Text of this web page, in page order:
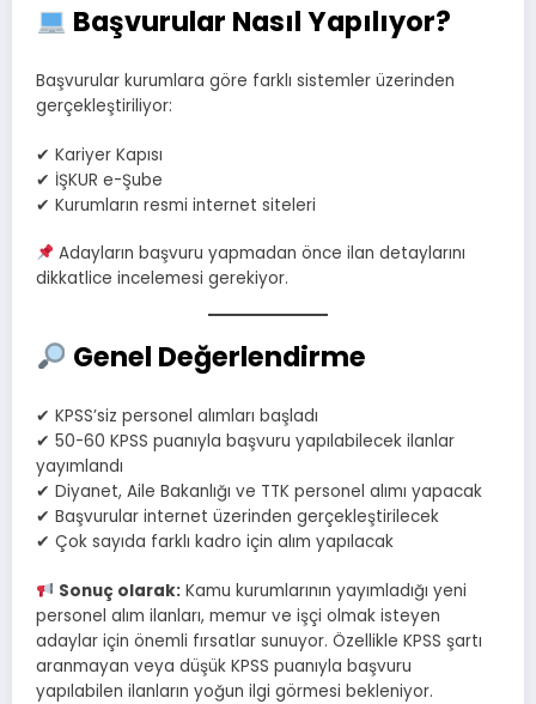
Başvurular Nasıl Yapılıyor?
Başvurular kurumlara göre farklı sistemler üzerinden
gerçekleştiriliyor:
✔ Kariyer Kapısı
✔ İŞKUR e-Şube
✔ Kurumların resmi internet siteleri
Adayların başvuru yapmadan önce ilan detaylarını
dikkatlice incelemesi gerekiyor.
Genel Değerlendirme
✔ KPSS’siz personel alımları başladı
✔ 50-60 KPSS puanıyla başvuru yapılabilecek ilanlar
yayımlandı
✔ Diyanet, Aile Bakanlığı ve TTK personel alımı yapacak
✔ Başvurular internet üzerinden gerçekleştirilecek
✔ Çok sayıda farklı kadro için alım yapılacak
Sonuç olarak: Kamu kurumlarının yayımladığı yeni
personel alım ilanları, memur ve işçi olmak isteyen
adaylar için önemli fırsatlar sunuyor. Özellikle KPSS şartı
aranmayan veya düşük KPSS puanıyla başvuru
yapılabilen ilanların yoğun ilgi görmesi bekleniyor.